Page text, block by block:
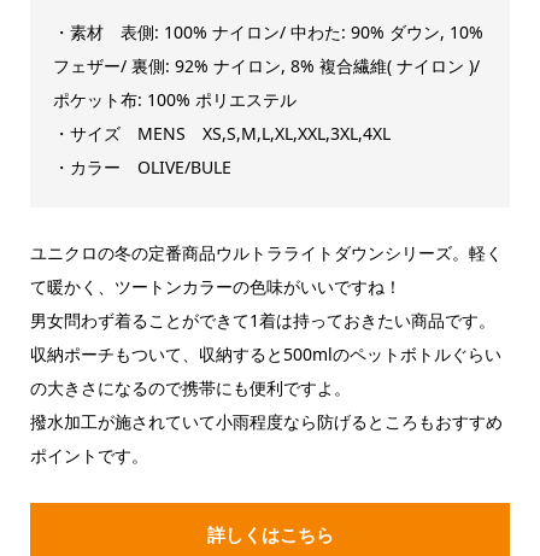
・素材 表側: 100% ナイロン/ 中わた: 90% ダウン, 10%
フェザー/ 裏側: 92% ナイロン, 8% 複合繊維( ナイロン )/
ポケット布: 100% ポリエステル
・サイズ MENS XS,S,M,L,XL,XXL,3XL,4XL
・カラー OLIVE/BULE
ユニクロの冬の定番商品ウルトラライトダウンシリーズ。軽く
て暖かく、ツートンカラーの色味がいいですね！
男女問わず着ることができて1着は持っておきたい商品です。
収納ポーチもついて、収納すると500mlのペットボトルぐらい
の大きさになるので携帯にも便利ですよ。
撥水加工が施されていて小雨程度なら防げるところもおすすめ
ポイントです。
詳しくはこちら